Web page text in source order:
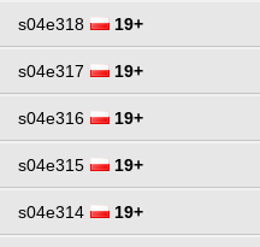
s04e318 19+
s04e317 19+
s04e316 19+
s04e315 19+
s04e314 19+